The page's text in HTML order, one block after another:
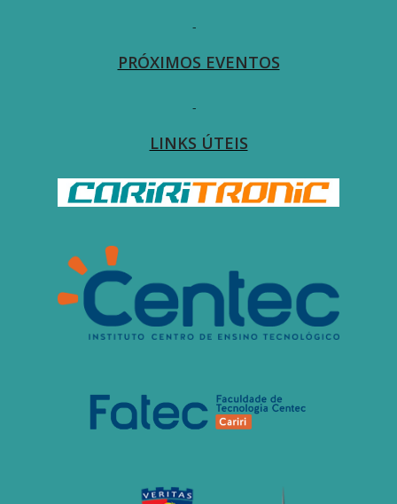
-
PRÓXIMOS EVENTOS
-
LINKS ÚTEIS